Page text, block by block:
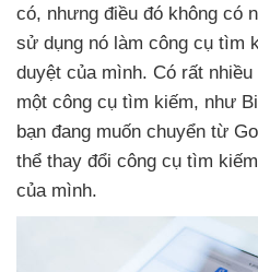
có, nhưng điều đó không có
sử dụng nó làm công cụ tìm
duyệt của mình. Có rất
một công cụ tìm kiếm, như
bạn đang muốn chuyển từ
thể thay đổi công cụ tìm
của mình.